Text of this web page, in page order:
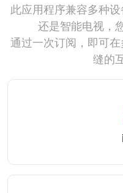
此应用程序兼容多种
还是智能电视，
通过一次订阅，即可
缝的